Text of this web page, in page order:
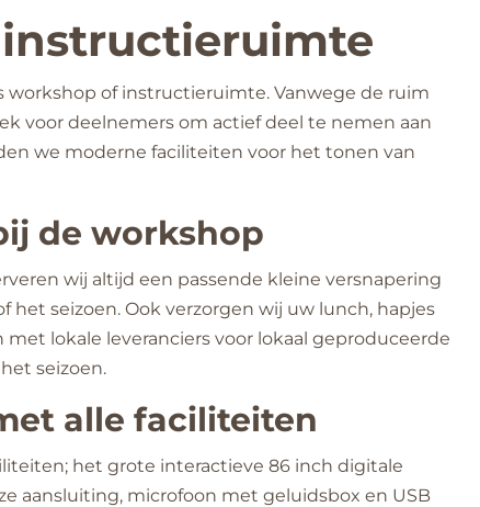
of instructieruimte. Vanwege de ruim
voor deelnemers om actief deel te nemen aan
we moderne faciliteiten voor het tonen van
de workshop
wij altijd een passende kleine versnapering
het seizoen. Ook verzorgen wij uw lunch, hapjes
lokale leveranciers voor lokaal geproduceerde
seizoen.
alle faciliteiten
het grote interactieve 86 inch digitale
aansluiting, microfoon met geluidsbox en USB